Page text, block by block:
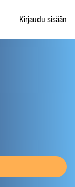
Kirjaudu sisään